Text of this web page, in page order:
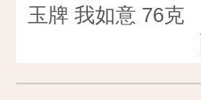
玉牌 我如意 76克